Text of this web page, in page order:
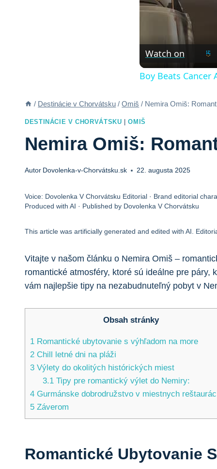
Watch on
Boy Beats
/ Destinácie v Chorvátsku / Omiš / Nemira Omiš:
DESTINÁCIE V CHORVÁTSKU |OMIŠ
Nemira Omiš:
Autor Dovolenka-v-Chorvátsku.sk 22. augusta 2025
Voice: Dovolenka V Chorvátsku Editorial · Brand editorial
Produced with AI · Published by Dovolenka V Chorvátsku
This article was artificially generated and edited with AI.
Vitajte v našom článku ​o Nemira Omiš –
​romantické ⁢atmosféry, ktoré sú⁣ ideálne pre
vám najlepšie tipy⁣ na nezabudnuteľný pobyt v
Obsah stránky
1 Romantické ubytovanie‌ s výhľadom na more
2 Chill letné dni na pláži
3 Výlety do ‍okolitých histórických​ miest
3.1Tipy⁣ pre romantický výlet do Nemiry:
4 Gurmánske dobrodružstvo v miestnych
5 Záverom
Romantické Ubytovanie‌